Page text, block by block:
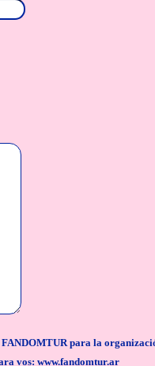
para la
vos: www.fandomtur.ar